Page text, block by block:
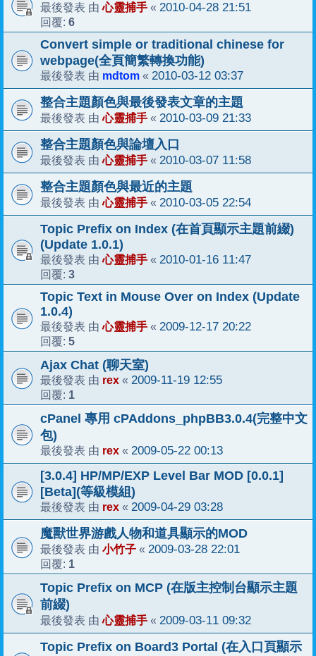
最後發表 由心靈捕手 « 2010-04-28 21:51
回覆: 6
Convert simple or traditional chinese for
webpage(全頁簡繁轉換功能)
最後發表 由 mdtom « 2010-03-12 03:37
整合主題顏色與最後發表文章的主題
最後發表 由心靈捕手 « 2010-03-09 21:33
整合主題顏色與論壇入口
最後發表 由心靈捕手 « 2010-03-07 11:58
整合主題顏色與最近的主題
最後發表 由心靈捕手 « 2010-03-05 22:54
Topic Prefix on Index (在首頁顯示主題前綴)
(Update 1.0.1)
最後發表 由心靈捕手 « 2010-01-16 11:47
回覆: 3
Topic Text in Mouse Over on Index (Update
1.0.4)
最後發表 由心靈捕手 « 2009-12-17 20:22
回覆: 5
Ajax Chat (聊天室)
最後發表 由 rex « 2009-11-19 12:55
回覆: 1
cPanel 專用 cPAddons_phpBB3.0.4(完整中文
包)
最後發表 由 rex « 2009-05-22 00:13
[3.0.4] HP/MP/EXP Level Bar MOD [0.0.1]
[Beta](等級模組)
最後發表 由 rex « 2009-04-29 03:28
魔獸世界游戲人物和道具顯示的MOD
最後發表 由 小竹子 « 2009-03-28 22:01
回覆: 1
Topic Prefix on MCP (在版主控制台顯示主題
前綴)
最後發表 由心靈捕手 « 2009-03-11 09:32
Topic Prefix on Board3 Portal (在入口頁顯示